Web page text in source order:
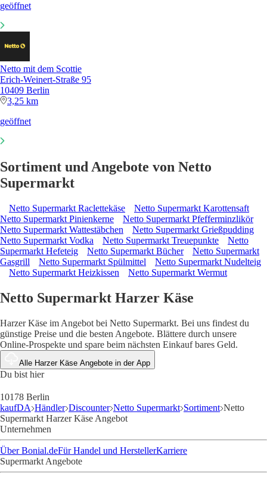
geöffnet
Netto mit dem Scottie
Erich-Weinert-Straße 95
10409 Berlin
3,25 km
geöffnet
Sortiment und Angebote von Netto
Supermarkt
Netto Supermarkt Raclettekäse
Netto Supermarkt Karottensaft
Netto Supermarkt Pinienkerne
Netto Supermarkt Pfefferminzlikör
Netto Supermarkt Wattestäbchen
Netto Supermarkt Grießpudding
Netto Supermarkt Vodka
Netto Supermarkt Treuepunkte
Netto
Supermarkt Hefeteig
Netto Supermarkt Bücher
Netto Supermarkt
Gasgrill
Netto Supermarkt Spülmittel
Netto Supermarkt Nudelteig
Netto Supermarkt Heizkissen
Netto Supermarkt Wermut
Netto Supermarkt Harzer Käse
Harzer Käse im Angebot bei Netto Supermarkt. Bei uns findest du
günstige Preise und die besten Angebote. Blättere durch unsere
Online-Prospekte und spare beim nächsten Einkauf bares Geld.
Alle Harzer Käse Angebote in der App
Du bist hier
10178 Berlin
kaufDA Händler Discounter Netto Supermarkt Sortiment Netto
Supermarkt Harzer Käse Angebot
Unternehmen
Über Bonial.deFür Handel und HerstellerKarriere
Supermarkt Angebote